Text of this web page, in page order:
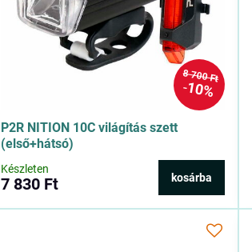
8 700 Ft
10%
P2R NITION 10C világítás szett
(első+hátsó)
Készleten
7 830 Ft kosárba